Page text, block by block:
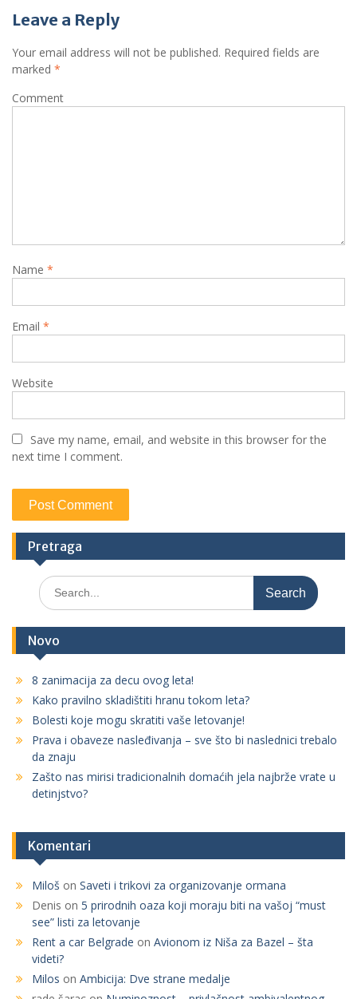
n
a
v
i
n
Leave a Reply
Your email address will not be published. Required fields are
marked *
Comment
Name *
Email *
Website
Save my name, email, and website in this browser for the
next time I comment.
Pretraga
S
e
f
o
r
:
Novo
8 zanimacija za decu ovog leta!
Kako pravilno skladištiti hranu tokom leta?
Bolesti koje mogu skratiti vaše letovanje!
Prava i obaveze nasleđivanja – sve što bi naslednici trebalo
da znaju
Zašto nas mirisi tradicionalnih domaćih jela najbrže vrate u
detinjstvo?
Komentari
Miloš on Saveti i trikovi za organizovanje ormana
Denis on 5 prirodnih oaza koji moraju biti na vašoj “must
see” listi za letovanje
Rent a car Belgrade on Avionom iz Niša za Bazel – šta
videti?
Milos on Ambicija: Dve strane medalje